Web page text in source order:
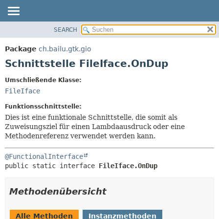
PACKAGE
KLASSE
HILFE
KONSTRUKTOR
FELD
KONSTRUKTOR
METHODE
SEARCH
Package ch.bailu.gtk.gio
Schnittstelle FileIface.OnDup
Umschließende Klasse:
FileIface
Funktionsschnittstelle:
Dies ist eine funktionale Schnittstelle, die somit als
Zuweisungsziel für einen Lambdaausdruck oder eine
Methodenreferenz verwendet werden kann.
@FunctionalInterface
public static interface FileIface.OnDup
Methodenübersicht
Alle Methoden Instanzmethoden